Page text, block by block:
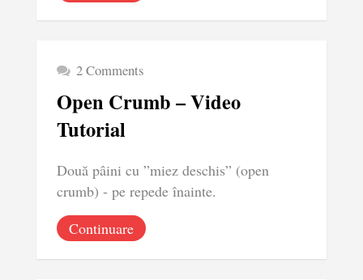
2 Comments
Open Crumb – Video
Tutorial
Două pâini cu ”miez deschis” (open
crumb) - pe repede înainte.
Continuare